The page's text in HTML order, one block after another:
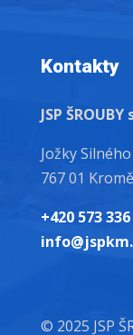
Kontakty
JSP ŠROUBY
Jožky
767 01
+420 573
© 2025 JSP